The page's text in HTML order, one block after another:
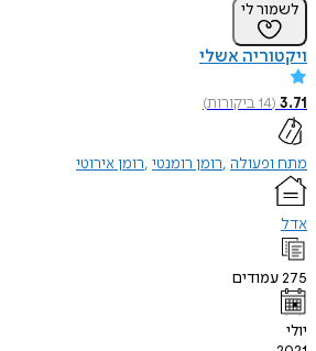
לשמור לי
ויקטוריה אשלי
3.71
(
14ביקורות)
מתח ופעולה רומן רומנטי רומן אירוטי
אדל
275עמודים
יולי